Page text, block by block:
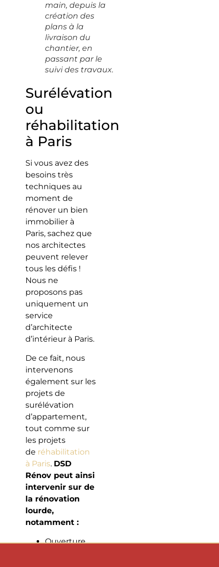
main, depuis la
création des
plans à la
livraison du
chantier, en
passant par le
suivi des travaux.
Surélévation
ou
réhabilitation
à Paris
Si vous avez des
besoins très
techniques au
moment de
rénover un bien
immobilier à
Paris, sachez que
nos architectes
peuvent relever
tous les défis !
Nous ne
proposons pas
uniquement un
service
d’architecte
d’intérieur à Paris.
De ce fait, nous
intervenons
également sur les
projets de
surélévation
d’appartement,
tout comme sur
les projets
de réhabilitation
à Paris. DSD
Rénov peut ainsi
intervenir sur de
la rénovation
lourde,
notamment :
Ouverture